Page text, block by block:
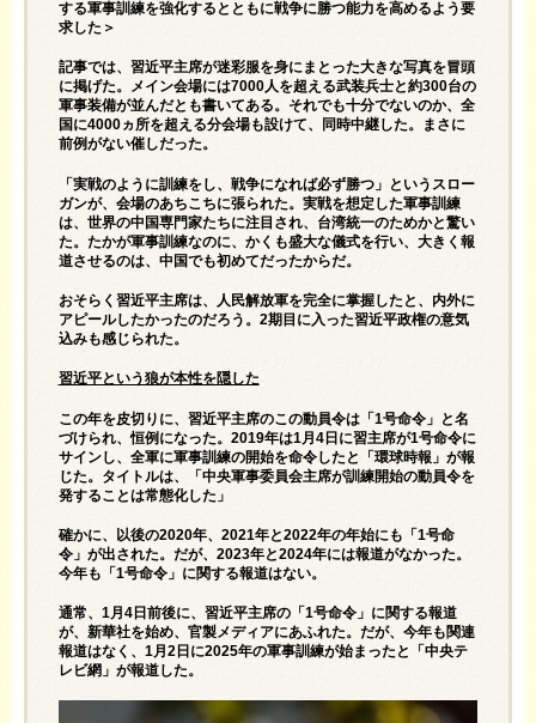
する軍事訓練を強化するとともに戦争に勝つ能力を高めるよう要
求した＞
記事では、習近平主席が迷彩服を身にまとった大きな写真を冒頭
に掲げた。メイン会場には7000人を超える武装兵士と約300台の
軍事装備が並んだとも書いてある。それでも十分でないのか、全
国に4000ヵ所を超える分会場も設けて、同時中継した。まさに
前例がない催しだった。
「実戦のように訓練をし、戦争になれば必ず勝つ」というスロー
ガンが、会場のあちこちに張られた。実戦を想定した軍事訓練
は、世界の中国専門家たちに注目され、台湾統一のためかと驚い
た。たかが軍事訓練なのに、かくも盛大な儀式を行い、大きく報
道させるのは、中国でも初めてだったからだ。
おそらく習近平主席は、人民解放軍を完全に掌握したと、内外に
アピールしたかったのだろう。2期目に入った習近平政権の意気
込みも感じられた。
習近平という狼が本性を隠した
この年を皮切りに、習近平主席のこの動員令は「1号命令」と名
づけられ、恒例になった。2019年は1月4日に習主席が1号命令に
サインし、全軍に軍事訓練の開始を命令したと「環球時報」が報
じた。タイトルは、「中央軍事委員会主席が訓練開始の動員令を
発することは常態化した」
確かに、以後の2020年、2021年と2022年の年始にも「1号命
令」が出された。だが、2023年と2024年には報道がなかった。
今年も「1号命令」に関する報道はない。
通常、1月4日前後に、習近平主席の「1号命令」に関する報道
が、新華社を始め、官製メディアにあふれた。だが、今年も関連
報道はなく、1月2日に2025年の軍事訓練が始まったと「中央テ
レビ網」が報道した。